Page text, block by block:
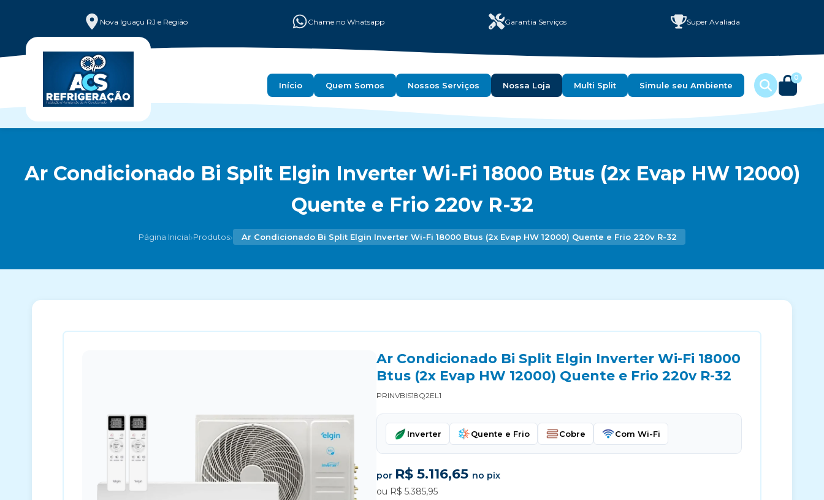
Nova Iguaçu RJ e Região Chame no Whatsapp Garantia Serviços Super Avaliada
Início Quem Somos Nossos Serviços Nossa Loja Multi Split Simule seu Ambiente
0
Ar Condicionado Bi Split Elgin Inverter Wi-Fi 18000 Btus (2x Evap HW 12000)
Quente e Frio 220v R-32
Página Inicial›Produtos› Ar Condicionado Bi Split Elgin Inverter Wi-Fi 18000 Btus (2x Evap HW 12000) Quente e Frio 220v R-32
Ar Condicionado Bi Split Elgin Inverter Wi-Fi 18000
Btus (2x Evap HW 12000) Quente e Frio 220v R-32
PRINVBIS18Q2EL1
Inverter Quente e Frio Cobre Com Wi-Fi
por R$ 5.116,65 no pix
ou R$ 5.385,95